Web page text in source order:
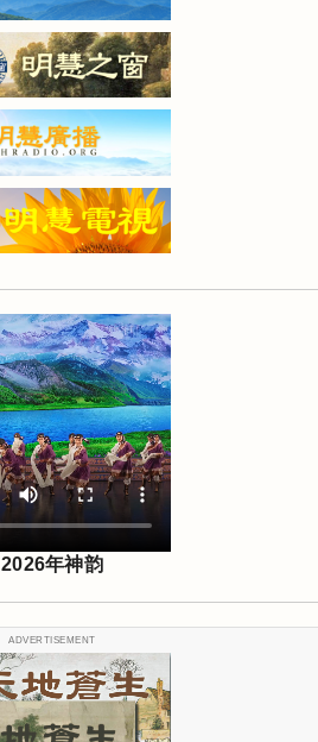
2026年神韵
ADVERTISEMENT